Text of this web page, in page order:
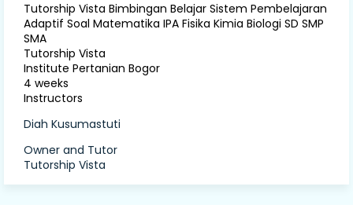
Tutorship Vista Bimbingan Belajar Sistem Pembelajaran
Adaptif Soal Matematika IPA Fisika Kimia Biologi SD SMP
SMA
Tutorship Vista
Institute Pertanian Bogor
4 weeks
Instructors
Diah Kusumastuti
Owner and Tutor
Tutorship Vista